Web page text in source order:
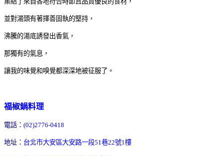
並對湯頭有著擇善固執的堅持，
沸騰的湯底誘發出香氣，
那獨有的氣息，
讓我的味覺和嗅覺都深深地被征服了。
福椒鍋料理
電話： (02)2776-0418
地址： 台北市大安區大安路一段51巷22號1樓